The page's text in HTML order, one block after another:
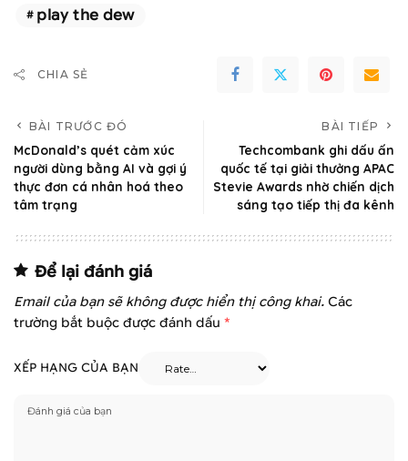
play the dew
CHIA SẺ
BÀI TRƯỚC ĐÓ
McDonald’s quét cảm xúc
người dùng bằng AI và gợi ý
thực đơn cá nhân hoá theo
tâm trạng
BÀI TIẾP
Techcombank ghi dấu ấn
quốc tế tại giải thưởng APAC
Stevie Awards nhờ chiến dịch
sáng tạo tiếp thị đa kênh
Để lại đánh giá
Email của bạn sẽ không được hiển thị công khai. Các
trường bắt buộc được đánh dấu *
XẾP HẠNG CỦA BẠN